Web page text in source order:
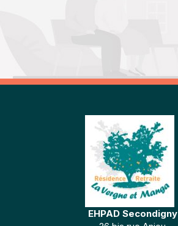
EHPAD Secondigny